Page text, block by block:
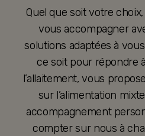
Quel que soit votre
vous accompagner
solutions adaptées à
ce soit pour répondre
l’allaitement, vous
sur l’alimentation
accompagnement
compter sur nous à